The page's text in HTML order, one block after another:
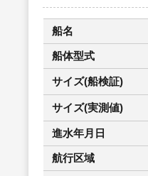
船名
船体型式
サイズ(船検証)
サイズ(実測値)
進水年月日
航行区域